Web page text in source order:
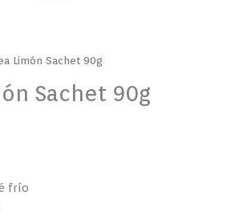
Limón Sachet 90g
Sachet 90g
frío